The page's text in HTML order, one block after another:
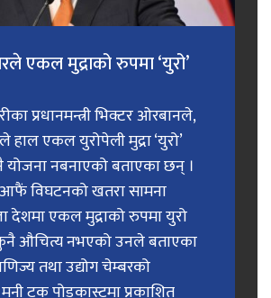
एकल मुद्राको रुपमा ‘युरो’
प्रधानमन्त्री भिक्टर ओरबानले,
हाल एकल युरोपेली मुद्रा ‘युरो’
नबनाएको बताएका छन् ।
विघटनको खतरा सामना
देशमा एकल मुद्राको रुपमा युरो
औचित्य नभएको उनले बताएका
तथा उद्योग चेम्बरको
टक पोडकास्टमा प्रकाशित